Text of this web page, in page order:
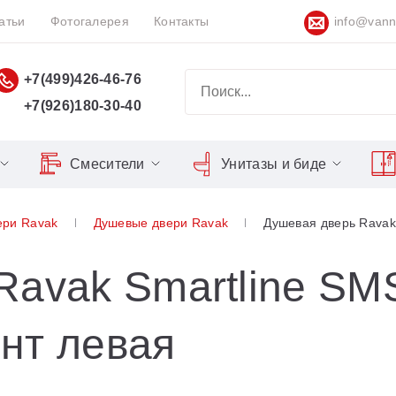
Фотогалерея Контакты
+7(499)426-46-76
+7(926)180-30-40
Душевые двери
Душевые уголки
Сиденья OVO для душевых
Domino
Formy
Freedom
Смесители
Серия Flat
Серия LIFE
Серия Neo
Унитазы и биде
Сиденья для унитазов
Cool
Nexty
Ravak Душевые двери Ravak Душевая дверь
Smartline
левая